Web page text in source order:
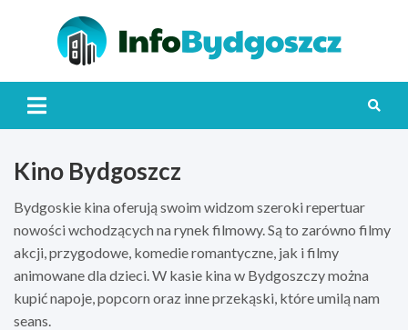
Kino Bydgoszcz
Bydgoskie kina oferują swoim widzom szeroki repertuar
nowości wchodzących na rynek filmowy. Są to zarówno filmy
akcji, przygodowe, komedie romantyczne, jak i filmy
animowane dla dzieci. W kasie kina w Bydgoszczy można
kupić napoje, popcorn oraz inne przekąski, które umilą nam
seans.